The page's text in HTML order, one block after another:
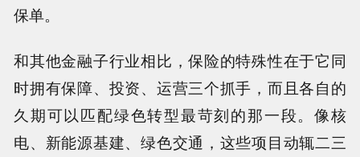
保单。
和其他金融子行业相比，保险的特殊性在于它同
时拥有保障、投资、运营三个抓手，而且各自的
久期可以匹配绿色转型最苛刻的那一段。像核
电、新能源基建、绿色交通，这些项目动辄二三